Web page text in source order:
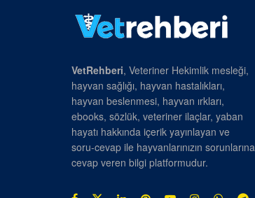
VetRehberi, Veteriner Hekimlik mesleği,
hayvan sağlığı, hayvan hastalıkları,
hayvan beslenmesi, hayvan ırkları,
ebooks, sözlük, veteriner ilaçlar, yaban
hayatı hakkında içerik yayınlayan ve
soru-cevap ile hayvanlarınızın sorunlarına
cevap veren bilgi platformudur.